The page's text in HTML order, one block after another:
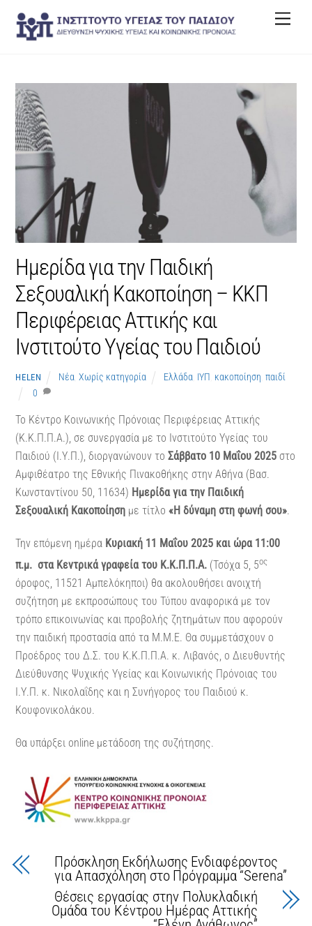
content
Ημερίδα για την Παιδική
Σεξουαλική Κακοποίηση – ΚΚΠ
Περιφέρειας Αττικής και
Ινστιτούτο Υγείας του Παιδιού
HELEN Νέα ,Χωρίς κατηγορία Ελλάδα, ΙΥΠ κακοποίηση παιδί
0
Το Κέντρο Κοινωνικής Πρόνοιας Περιφέρειας Αττικής
(Κ.Κ.Π.Π.Α.), σε συνεργασία με το Ινστιτούτο Υγείας του
Παιδιού (Ι.Υ.Π.), διοργανώνουν τοΣάββατο 10 Μαΐου 2025 στο
Αμφιθέατρο της Εθνικής Πινακοθήκης στην Αθήνα (Βασ.
Κωνσταντίνου 50, 11634) Ημερίδα για την Παιδική
Σεξουαλική Κακοποίηση με τίτλο«Η δύναμη στη φωνή σου».
Την επόμενη ημέρα Κυριακή 11 Μαΐου 2025 και ώρα 11:00
π.μ. στα Κεντρικά γραφεία του Κ.Κ.Π.Π.Α. (Τσόχα 5, 5ος
όροφος, 11521 Αμπελόκηποι) θα ακολουθήσει ανοιχτή
συζήτηση με εκπροσώπους του Τύπου αναφορικά με τον
τρόπο επικοινωνίας και προβολής ζητημάτων που αφορούν
την παιδική προστασία από τα Μ.Μ.Ε. Θα συμμετάσχουν ο
Προέδρος του Δ.Σ. του Κ.Κ.Π.Π.Α. κ. Λιβανός, ο Διευθυντής
Διεύθυνσης Ψυχικής Υγείας και Κοινωνικής Πρόνοιας του
Ι.Υ.Π. κ. Νικολαΐδης και η Συνήγορος του Παιδιού κ.
Κουφονικολάκου.
Θα υπάρξει online μετάδοση της συζήτησης.
Πρόσκληση Εκδήλωσης Ενδιαφέροντος
για Απασχόληση στο Πρόγραμμα “Serena”
Θέσεις εργασίας στην Πολυκλαδική
Ομάδα του Κέντρου Ημέρας Αττικής